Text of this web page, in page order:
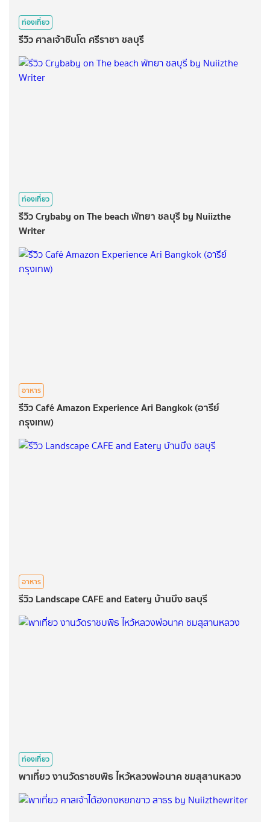
ท่องเที่ยว
รีวิว ศาลเจ้าชินโต ศรีราชา ชลบุรี
ท่องเที่ยว
รีวิว Crybaby on The beach พัทยา ชลบุรี by Nuiiz​the​
Writer
อาหาร
รีวิว Café Amazon Experience Ari Bangkok (อารีย์
กรุงเทพ)
อาหาร
รีวิว Landscape CAFE and Eatery บ้านบึง ชลบุรี
ท่องเที่ยว
พาเที่ยว งานวัดราชบพิธ​ ไหว้หลวงพ่อนาค​ ชมสุสานหลวง